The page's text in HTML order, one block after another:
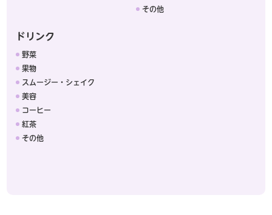
その他
ドリンク
野菜
果物
スムージー・シェイク
美容
コーヒー
紅茶
その他